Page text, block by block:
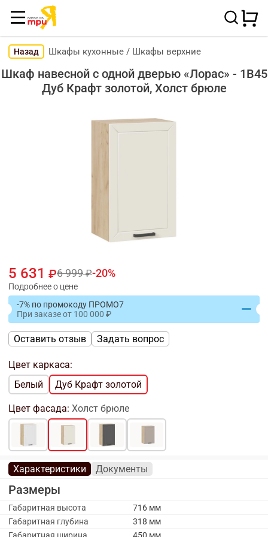
Назад Шкафы кухонные / Шкафы верхние
Шкаф навесной c одной дверью «Лорас» - 1В45
Дуб Крафт золотой, Холст брюле
5 631 6 999 20
Подробнее о цене
-7% по промокоду ПРОМО7
При заказеот 100 000
Оставить отзыв Задать вопрос
Цвет каркаса:
Белый
Дуб Крафт золотой
Цвет фасада: Холст брюле
Характеристики Документы
Размеры
Габаритная высота
716 мм
Габаритная глубина
318 мм